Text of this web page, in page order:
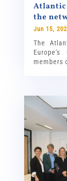
the
Jun 15,
The
members